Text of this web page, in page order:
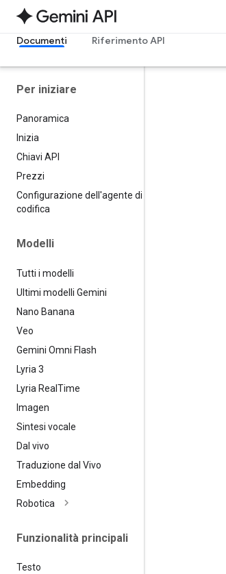
Documenti Riferimento API
Per iniziare
Panoramica
Inizia
Chiavi API
Prezzi
Configurazione dell'agente di
codifica
Modelli
Tutti i modelli
Ultimi modelli Gemini
Nano Banana
Veo
Gemini Omni Flash
Lyria 3
Lyria Real Time
Imagen
Sintesi vocale
Dal vivo
Traduzione dal Vivo
Embedding
Robotica
Funzionalità principali
Testo